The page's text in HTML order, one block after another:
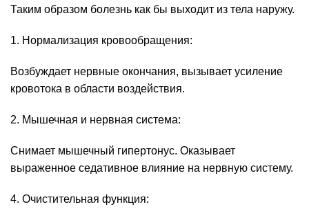
Таким образом болезнь как бы выходит из тела наружу.
1. Нормализация кровообращения:
Возбуждает нервные окончания, вызывает усиление
кровотока в области воздействия.
2. Мышечная и нервная система:
Снимает мышечный гипертонус. Оказывает
выраженное седативное влияние на нервную систему.
4. Очистительная функция: